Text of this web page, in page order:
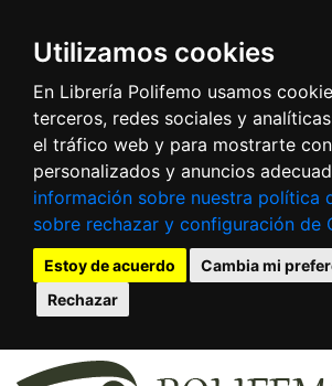
Utilizamos cookies
En Librería Polifemo usamos
terceros, redes sociales y
el tráfico web y para mostrarte
personalizados y anuncios
información sobre nuestra política
sobre rechazar y configuración de
Estoy de acuerdo
Cambia mi
Rechazar